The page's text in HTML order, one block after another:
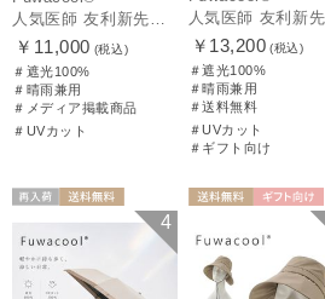
￥11,000 (税込)
＃遮光100%
＃晴雨兼用
＃メディア掲載商品
＃UVカット
￥13,200 (税込)
＃遮光100%
＃晴雨兼用
＃送料無料
＃UVカット
＃ギフト向け
4
ギフト向け
WOMEN